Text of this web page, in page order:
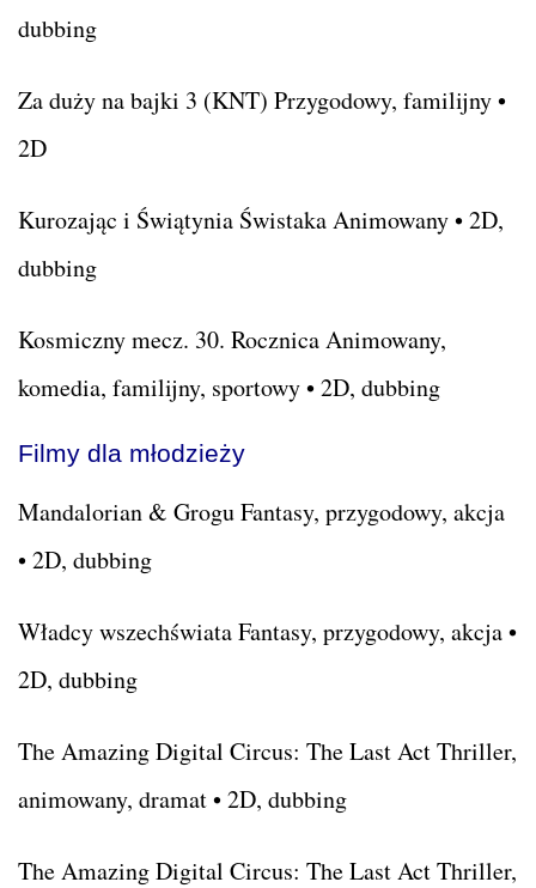
dubbing
Za duży na bajki 3 (KNT) Przygodowy, familijny •
2D
Kurozając i Świątynia Świstaka Animowany • 2D,
dubbing
Kosmiczny mecz. 30. Rocznica Animowany,
komedia, familijny, sportowy • 2D, dubbing
Filmy dla młodzieży
Mandalorian & Grogu Fantasy, przygodowy, akcja
• 2D, dubbing
Władcy wszechświata Fantasy, przygodowy, akcja •
2D, dubbing
The Amazing Digital Circus: The Last Act Thriller,
animowany, dramat • 2D, dubbing
The Amazing Digital Circus: The Last Act Thriller,